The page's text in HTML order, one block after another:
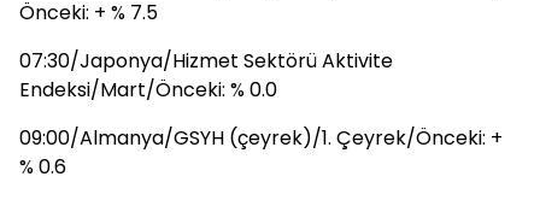
Önceki: + % 7.5
07:30/Japonya/Hizmet Sektörü Aktivite
Endeksi/Mart/Önceki: % 0.0
09:00/Almanya/GSYH (çeyrek)/1. Çeyrek/Önceki: +
% 0.6